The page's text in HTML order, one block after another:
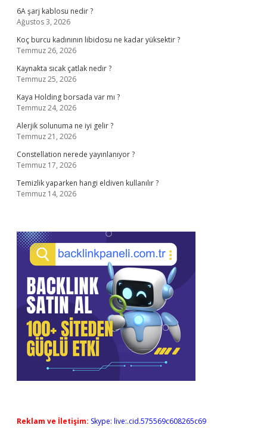
6A şarj kablosu nedir ?
Ağustos 3, 2026
Koç burcu kadınının libidosu ne kadar yüksektir ?
Temmuz 26, 2026
Kaynakta sıcak çatlak nedir ?
Temmuz 25, 2026
Kaya Holding borsada var mı ?
Temmuz 24, 2026
Alerjik solunuma ne iyi gelir ?
Temmuz 21, 2026
Constellation nerede yayınlanıyor ?
Temmuz 17, 2026
Temizlik yaparken hangi eldiven kullanılır ?
Temmuz 14, 2026
Reklam ve İletişim: Skype: live:.cid.575569c608265c69